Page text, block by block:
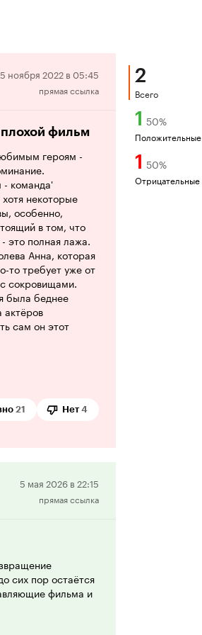
Отрицательная
рецензия
ноября 2022 в 05:45
прямая ссылка
фильм
героям -
- команда'
некоторые
особенно,
в том, что
это полная лажа.
Анна, которая
то требует уже от
с сокровищами.
была беднее
сам он этот
21 Нет 4
Положительная
рецензия
5 мая 2026 в 22:15
прямая ссылка
сих пор остаётся
фильма и
2
Всего
1 50%
Положительные
1 50%
Отрицательные